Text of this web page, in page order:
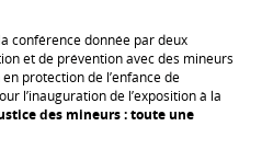
conférence donnée par deux
et de prévention avec des mineurs
protection de l’enfance de
l’inauguration de l’exposition à la
des mineurs : toute une